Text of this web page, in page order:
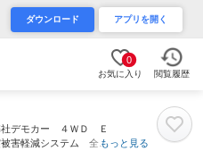
ダウンロード アプリを開く
0
お気に入り 閲覧履歴
デモカー ４ＷＤ Ｅ
害軽減システム 全周もっと見る